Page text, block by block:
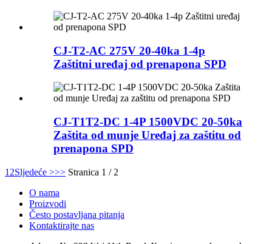
CJ-T2-AC 275V 20-40ka 1-4p
Zaštitni uređaj od prenapona SPD
CJ-T1T2-DC 1-4P 1500VDC 20-50ka
Zaštita od munje Uređaj za zaštitu od
prenapona SPD
1 2Sljedeće >>> Stranica 1 / 2
O nama
Proizvodi
Često postavljana pitanja
Kontaktirajte nas